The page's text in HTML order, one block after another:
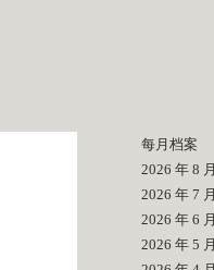
每月档案
2026 年 8 月
2026 年 7 月
2026 年 6 月
2026 年 5 月